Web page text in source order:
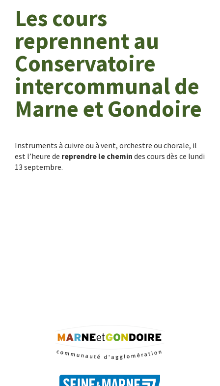
Les cours
reprennent au
Conservatoire
intercommunal de
Marne et Gondoire
Instruments à cuivre ou à vent, orchestre ou chorale, il
est l’heure de reprendre le chemin des cours dès ce lundi
13 septembre.